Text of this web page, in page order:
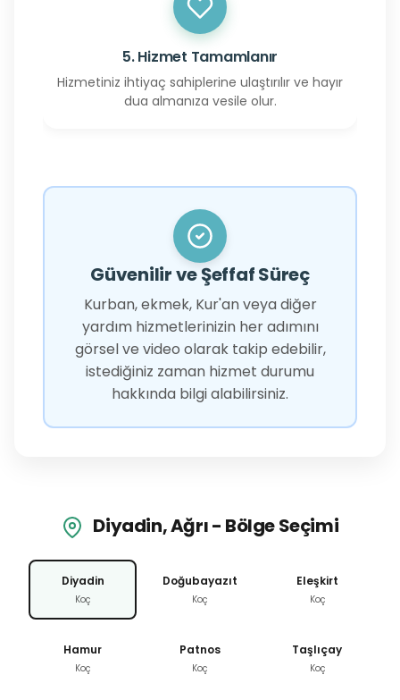
5. Hizmet Tamamlanır
Hizmetiniz ihtiyaç sahiplerine ulaştırılır ve hayır
dua almanıza vesile olur.
Güvenilir ve Şeffaf Süreç
Kurban, ekmek, Kur'an veya diğer
yardım hizmetlerinizin her adımını
görsel ve video olarak takip edebilir,
istediğiniz zaman hizmet durumu
hakkında bilgi alabilirsiniz.
Diyadin, Ağrı - Bölge Seçimi
Diyadin
Koç
Doğubayazıt
Koç
Eleşkirt
Koç
Hamur
Koç
Patnos
Koç
Taşlıçay
Koç